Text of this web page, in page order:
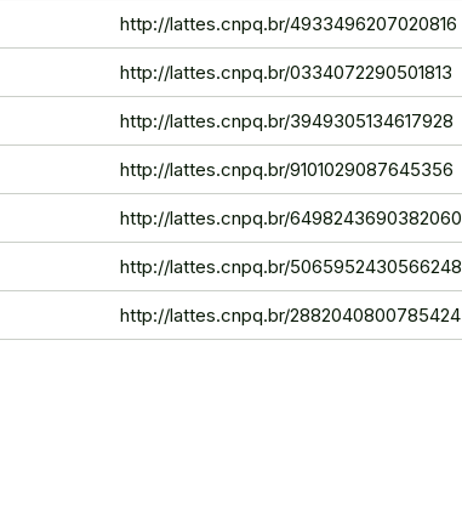
http://lattes.cnpq.br/4933496207020816
http://lattes.cnpq.br/0334072290501813
http://lattes.cnpq.br/3949305134617928
http://lattes.cnpq.br/9101029087645356
http://lattes.cnpq.br/6498243690382060
http://lattes.cnpq.br/5065952430566248
http://lattes.cnpq.br/2882040800785424